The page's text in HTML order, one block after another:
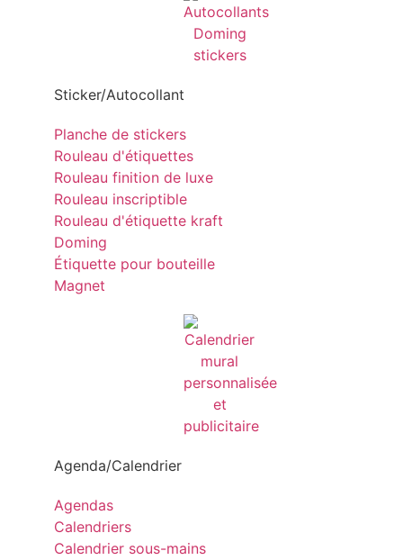
Sticker/Autocollant
Planche de stickers
Rouleau d'étiquettes
Rouleau finition de luxe
Rouleau inscriptible
Rouleau d'étiquette kraft
Doming
Étiquette pour bouteille
Magnet
Agenda/Calendrier
Agendas
Calendriers
Calendrier sous-mains